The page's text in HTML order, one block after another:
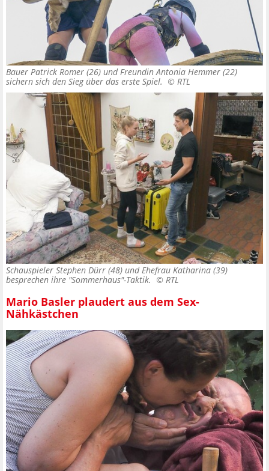
Bauer Patrick Romer (26) und Freundin Antonia Hemmer (22)
sichern sich den Sieg über das erste Spiel. © RTL
Schauspieler Stephen Dürr (48) und Ehefrau Katharina (39)
besprechen ihre "Sommerhaus"-Taktik. © RTL
Mario Basler plaudert aus dem Sex-
Nähkästchen